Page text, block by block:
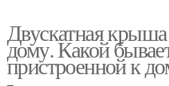
Двускатная
дому. Какой
пристроенной к